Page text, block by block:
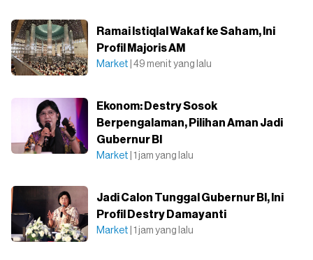
Ramai Istiqlal Wakaf ke Saham, Ini
Profil Majoris AM
Market | 49 menit yang lalu
Ekonom: Destry Sosok
Berpengalaman, Pilihan Aman Jadi
Gubernur BI
Market | 1 jam yang lalu
Jadi Calon Tunggal Gubernur BI, Ini
Profil Destry Damayanti
Market | 1 jam yang lalu